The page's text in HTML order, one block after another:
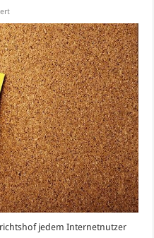
für
Inhalte
(URLs
/
Name)
aus
Google
entfernen
lassen
jedem Internetnutzer